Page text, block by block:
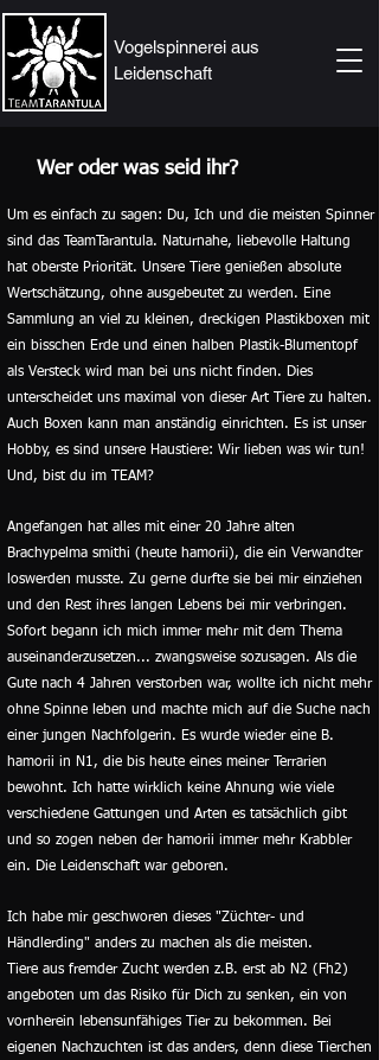
Vogelspinnerei aus
Leidenschaft
Wer oder was seid ihr?
Um es einfach zu sagen: Du, Ich und die meisten Spinner
sind das TeamTarantula. Naturnahe, liebevolle Haltung
hat oberste Priorität. Unsere Tiere genießen absolute
Wertschätzung, ohne ausgebeutet zu werden. Eine
Sammlung an viel zu kleinen, dreckigen Plastikboxen mit
ein bisschen Erde und einen halben Plastik-Blumentopf
als Versteck wird man bei uns nicht finden. Dies
unterscheidet uns maximal von dieser Art Tiere zu halten.
Auch Boxen kann man anständig einrichten. Es ist unser
Hobby, es sind unsere Haustiere: Wir lieben was wir tun!
Und, bist du im TEAM?
Angefangen hat alles mit einer 20 Jahre alten
Brachypelma smithi (heute hamorii), die ein Verwandter
loswerden musste. Zu gerne durfte sie bei mir einziehen
und den Rest ihres langen Lebens bei mir verbringen.
Sofort begann ich mich immer mehr mit dem Thema
auseinanderzusetzen... zwangsweise sozusagen. Als die
Gute nach 4 Jahren verstorben war, wollte ich nicht mehr
ohne Spinne leben und machte mich auf die Suche nach
einer jungen Nachfolgerin. Es wurde wieder eine B.
hamorii in N1, die bis heute eines meiner Terrarien
bewohnt. Ich hatte wirklich keine Ahnung wie viele
verschiedene Gattungen und Arten es tatsächlich gibt
und so zogen neben der hamorii immer mehr Krabbler
ein. Die Leidenschaft war geboren.
Ich habe mir geschworen dieses "Züchter- und
Händlerding" anders zu machen als die meisten.
Tiere aus fremder Zucht werden z.B. erst ab N2 (Fh2)
angeboten um das Risiko für Dich zu senken, ein von
vornherein lebensunfähiges Tier zu bekommen. Bei
eigenen Nachzuchten ist das anders, denn diese Tierchen